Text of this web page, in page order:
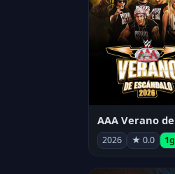
2026 ★ 0.0 1g